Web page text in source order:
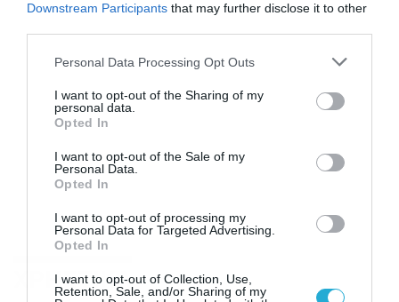
Downstream Participants that may further disclose it to other
Please note that this website/app uses one or more Google
not limited to your visit or usage behaviour. You may click to
grant or deny consent to Google and its third-party tags to
use your data for below specified purposes in below Google
consent section.
Personal Data Processing Opt Outs
I want to opt-out of the Sharing of my
personal data.
Opted In
I want to opt-out of the Sale of my
Personal Data.
Opted In
I want to opt-out of processing my
Personal Data for Targeted Advertising.
Opted In
I want to opt-out of Collection, Use,
Retention, Sale, and/or Sharing of my
ΧΡΗΣΤΙΚΑ